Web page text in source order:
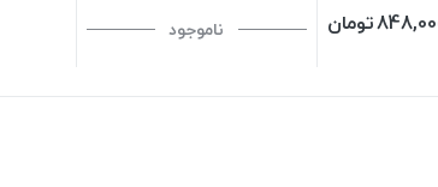
تومان ناموجود